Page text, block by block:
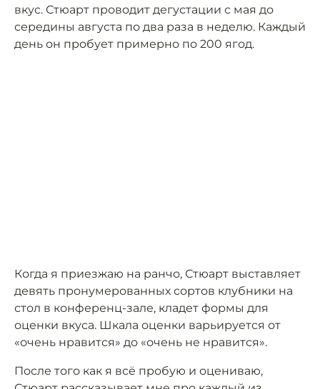
вкус. Стюарт проводит дегустации с мая до
середины августа по два раза в неделю. Каждый
день он пробует примерно по 200 ягод.
Когда я приезжаю на ранчо, Стюарт выставляет
девять пронумерованных сортов клубники на
стол в конференц-зале, кладет формы для
оценки вкуса. Шкала оценки варьируется от
«очень нравится» до «очень не нравится».
После того как я всё пробую и оцениваю,